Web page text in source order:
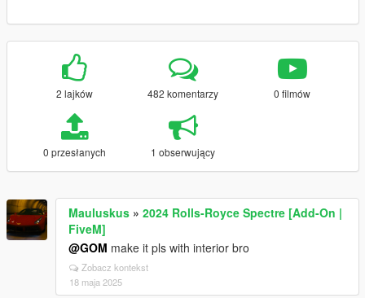
2 lajków 482 komentarzy 0 filmów
0 przesłanych 1 obserwujący
Mauluskus » 2024 Rolls-Royce Spectre [Add-On |
FiveM]
@GOM make it pls with interior bro
Zobacz kontekst
18 maja 2025